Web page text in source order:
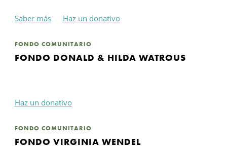
Saber más Haz un donativo
FONDO COMUNITARIO
FONDO DONALD & HILDA WATROUS
Haz un donativo
FONDO COMUNITARIO
FONDO VIRGINIA WENDEL